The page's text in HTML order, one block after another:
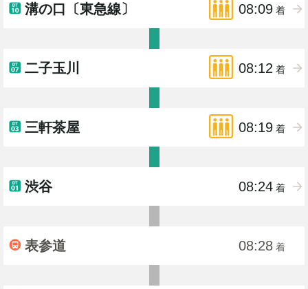
溝の口〔東急線〕 08:09 着
二子玉川 08:12 着
三軒茶屋 08:19 着
渋谷 08:24 着
表参道 08:28 着